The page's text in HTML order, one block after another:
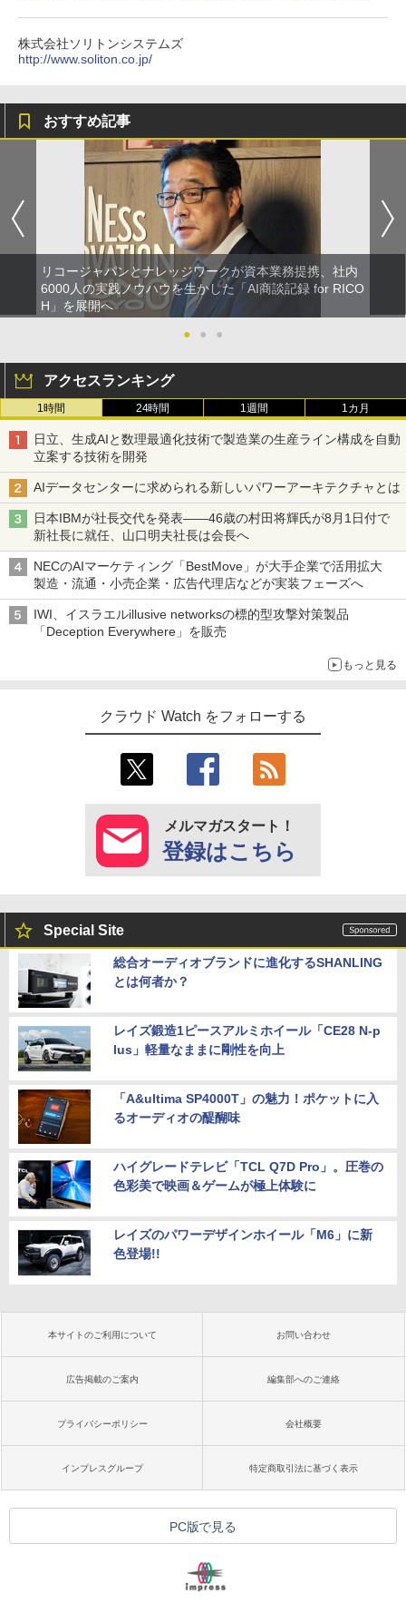
株式会社ソリトンシステムズ
http://www.soliton.co.jp/
おすすめ記事
リコージャパンとナレッジワークが資本業務提携、社内
6000人の実践ノウハウを生かした「AI商談記録 for RICO
H」を展開へ
●
● ●
アクセスランキング
1時間 24時間 1週間 1カ月
日立、生成AIと数理最適化技術で製造業の生産ライン構成を自動
立案する技術を開発
AIデータセンターに求められる新しいパワーアーキテクチャとは
日本IBMが社長交代を発表――46歳の村田将輝氏が8月1日付で
新社長に就任、山口明夫社長は会長へ
NECのAIマーケティング「BestMove」が大手企業で活用拡大
製造・流通・小売企業・広告代理店などが実装フェーズへ
IWI、イスラエルillusive networksの標的型攻撃対策製品
「Deception Everywhere」を販売
もっと見る
クラウド Watch をフォローする
メルマガスタート！
登録はこちら
Special Site
総合オーディオブランドに進化するSHANLING
とは何者か？
レイズ鍛造1ピースアルミホイール「CE28 N-p
lus」軽量なままに剛性を向上
「A&ultima SP4000T」の魅力！ポケットに入
るオーディオの醍醐味
ハイグレードテレビ「TCL Q7D Pro」。圧巻の
色彩美で映画＆ゲームが極上体験に
レイズのパワーデザインホイール「M6」に新
色登場!!
本サイトのご利用について お問い合わせ
広告掲載のご案内 編集部へのご連絡
プライバシーポリシー 会社概要
インプレスグループ 特定商取引法に基づく表示
PC版で見る